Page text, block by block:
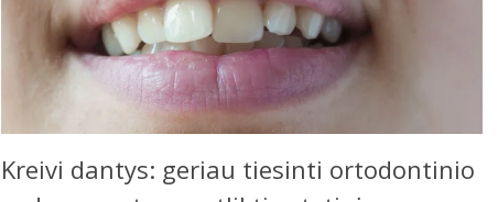
Kreivi dantys: geriau tiesinti ortodontinio